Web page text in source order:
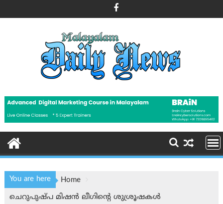
to
You are here
Home
ചെറുപുഷ്പ മിഷൻ ലീഗിന്റെ ശുശ്രൂഷകൾ